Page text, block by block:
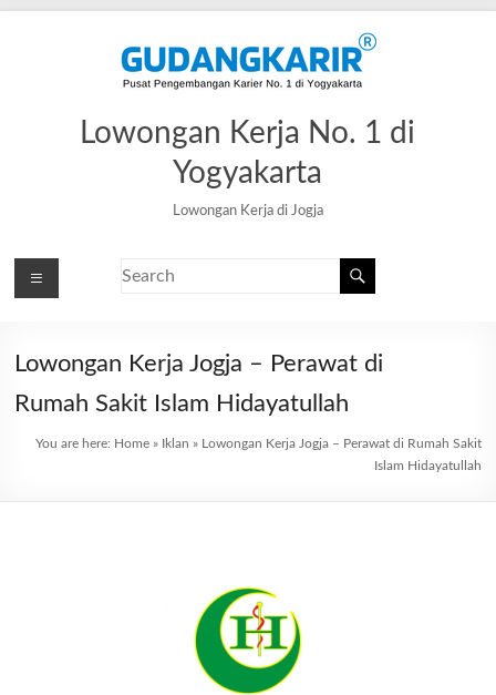
Lowongan Kerja No. 1 di
Yogyakarta
Lowongan Kerja di Jogja
Lowongan Kerja Jogja – Perawat di
Rumah Sakit Islam Hidayatullah
You are here: Home» Iklan » Lowongan Kerja Jogja – Perawat di Rumah Sakit
Islam Hidayatullah